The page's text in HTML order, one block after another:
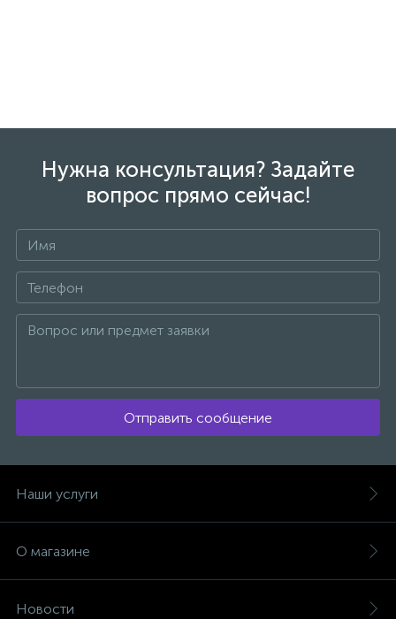
Нужна консультация? Задайте
вопрос прямо сейчас!
Отправить сообщение
Наши услуги
О магазине
Новости